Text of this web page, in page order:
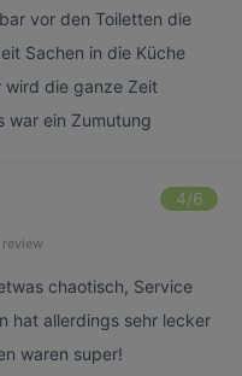
vor den Toiletten die
Sachen in die Küche
die ganze Zeit
war ein Zumutung
4/6
review
chaotisch, Service
hat allerdings sehr lecker
waren super!